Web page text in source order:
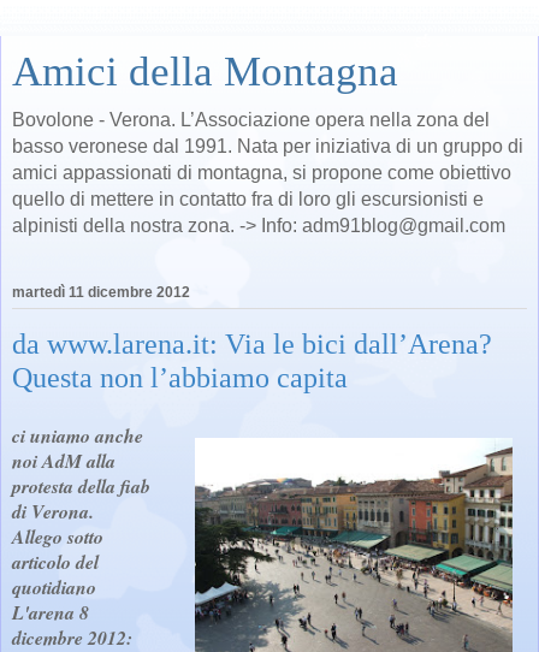
Amici della Montagna
Bovolone - Verona. L’Associazione opera nella zona del
basso veronese dal 1991. Nata per iniziativa di un gruppo di
amici appassionati di montagna, si propone come obiettivo
quello di mettere in contatto fra di loro gli escursionisti e
alpinisti della nostra zona. -> Info: adm91blog@gmail.com
martedì 11 dicembre 2012
da www.larena.it: Via le bici dall’Arena?
Questa non l’abbiamo capita
ci uniamo anche
noi AdM alla
protesta della fiab
di Verona.
Allego sotto
articolo del
quotidiano
L'arena 8
dicembre 2012: